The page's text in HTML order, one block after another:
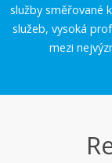
služby směřované
služeb, vysoká
mezi